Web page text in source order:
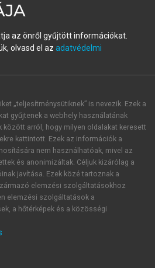
hozz létre új fiókot.
automatikusan
FIÓKKAL
az önről gyűjtött információkat.
olvasd el az adatvédelmi
„teljesítménysütiknek” is nevezik. Ezek a
gyűjtenek a webhely használatának
között arról, hogy milyen oldalakat keresett
kattintott. Ezek az információk a
nem használhatóak, mivel az
és anonimizáltak. Céljuk kizárólag a
javítása. Ezek közé tartoznak a
elemzési szolgáltatásokhoz
elemzési szolgáltatások a
a hőtérképek és a közösségi